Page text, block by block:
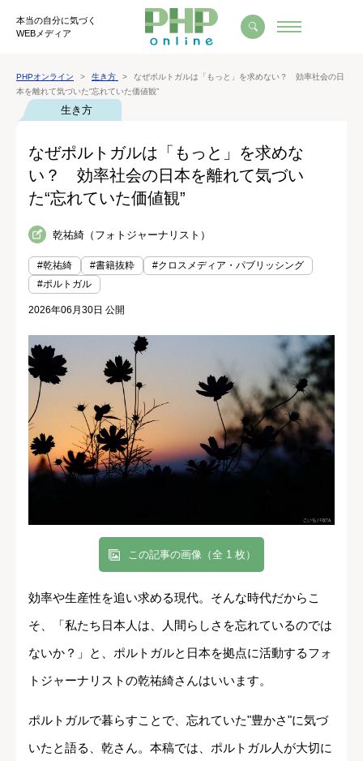
本当の自分に気づく
WEBメディア
PHPオンライン 生き方
なぜポルトガルは「もっと」を求めない？ 効率社会の日
本を離れて気づいた“忘れていた価値観”
生き方
なぜポルトガルは「もっと」を求めな
い？ 効率社会の日本を離れて気づい
た“忘れていた価値観”
乾祐綺（フォトジャーナリスト）
#乾祐綺 #書籍抜粋
#クロスメディア・パブリッシング
#ポルトガル
2026年06月30日 公開
この記事の画像（全 1 枚）
効率や生産性を追い求める現代。そんな時代だからこ
そ、「私たち日本人は、人間らしさを忘れているのでは
ないか？」と、ポルトガルと日本を拠点に活動するフォ
トジャーナリストの乾祐綺さんはいいます。
ポルトガルで暮らすことで、忘れていた"豊かさ"に気づ
いたと語る、乾さん。本稿では、ポルトガル人が大切に